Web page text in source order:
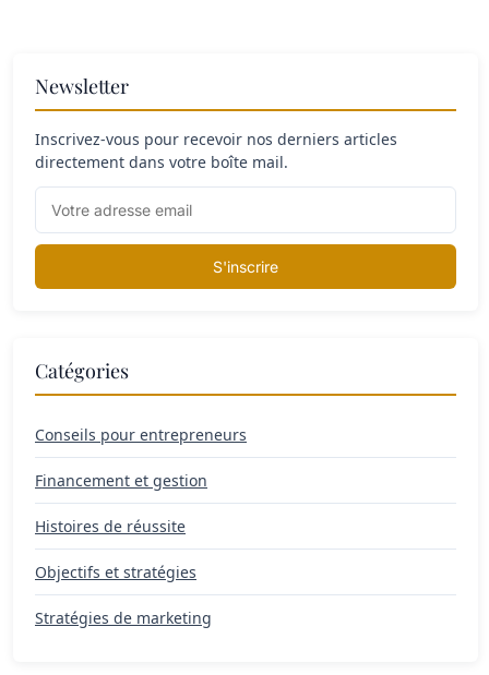
Newsletter
Inscrivez-vous pour recevoir nos derniers articles
directement dans votre boîte mail.
S'inscrire
Catégories
Conseils pour entrepreneurs
Financement et gestion
Histoires de réussite
Objectifs et stratégies
Stratégies de marketing